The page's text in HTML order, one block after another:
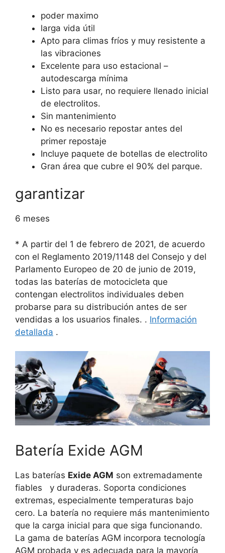
poder maximo
larga vida útil
Apto para climas fríos y muy resistente a
las vibraciones
Excelente para uso estacional –
autodescarga mínima
Listo para usar, no requiere llenado inicial
de electrolitos.
Sin mantenimiento
No es necesario repostar antes del
primer repostaje
Incluye paquete de botellas de electrolito
Gran área que cubre el 90% del parque.
garantizar
6 meses
* A partir del 1 de febrero de 2021, de acuerdo
con el Reglamento 2019/1148 del Consejo y del
Parlamento Europeo de 20 de junio de 2019,
todas las baterías de motocicleta que
contengan electrolitos individuales deben
probarse para su distribución antes de ser
vendidas a los usuarios finales. . Información
detallada .
Batería Exide AGM
Las baterías Exide AGM son extremadamente
fiables
y duraderas. Soporta condiciones
extremas, especialmente temperaturas bajo
cero. La batería no requiere más mantenimiento
que la carga inicial para que siga funcionando.
La gama de baterías AGM incorpora tecnología
AGM probada y es adecuada para la mayoría